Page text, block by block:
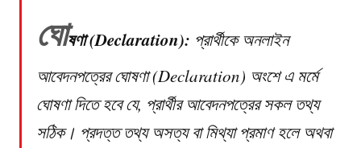
ঘোষণা (Declaration): প্রার্থীকে অনলাইন
আবেদনপত্রের ঘোষণা (Declaration) অংশে এ মর্মে
ঘোষণা দিতে হবে যে, প্রার্থীর আবেদনপত্রের সকল তথ্য
সঠিক। প্রদত্ত তথ্য অসত্য বা মিথ্যা প্রমাণ হলে অথবা